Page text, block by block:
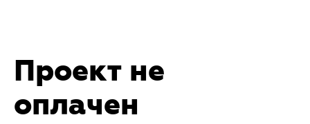
Проект не
оплачен